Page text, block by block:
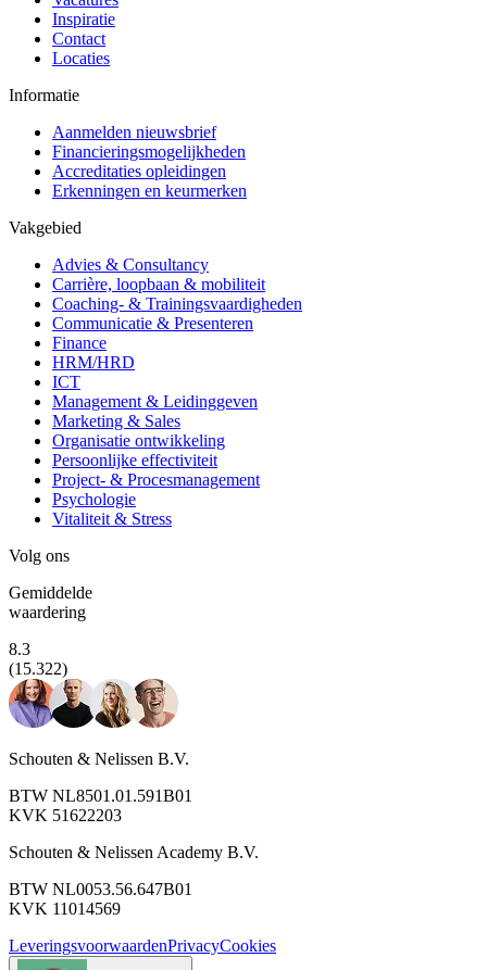
Inspiratie
Contact
Locaties
Informatie
Aanmelden nieuwsbrief
Financieringsmogelijkheden
Accreditaties opleidingen
Erkenningen en keurmerken
Vakgebied
Advies & Consultancy
Carrière, loopbaan & mobiliteit
Coaching- & Trainingsvaardigheden
Communicatie & Presenteren
Finance
HRM/HRD
ICT
Management & Leidinggeven
Marketing & Sales
Organisatie ontwikkeling
Persoonlijke effectiviteit
Project- & Procesmanagement
Psychologie
Vitaliteit & Stress
Volg ons
Gemiddelde
waardering
8.3
(15.322)
Schouten & Nelissen B.V.
BTW NL8501.01.591B01
KVK 51622203
Schouten & Nelissen Academy B.V.
BTW NL0053.56.647B01
KVK 11014569
LeveringsvoorwaardenPrivacyCookies